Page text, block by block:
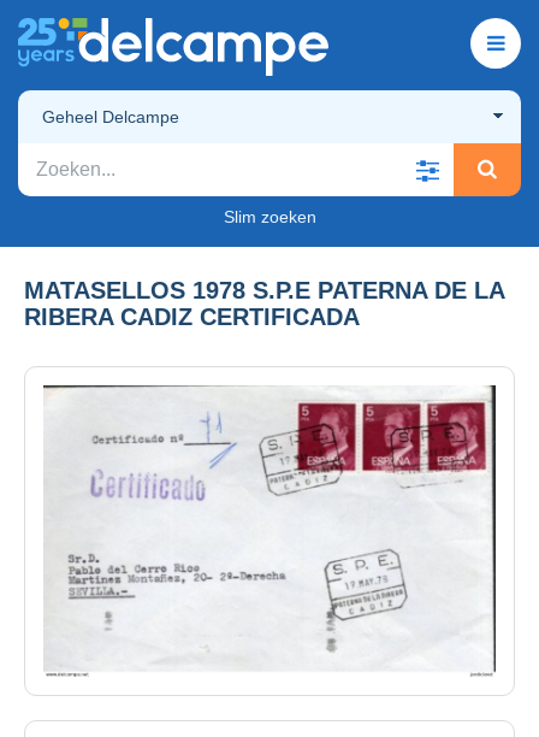
Geheel Delcampe
Slim zoeken
MATASELLOS 1978 S.P.E PATERNA DE LA
RIBERA CADIZ CERTIFICADA